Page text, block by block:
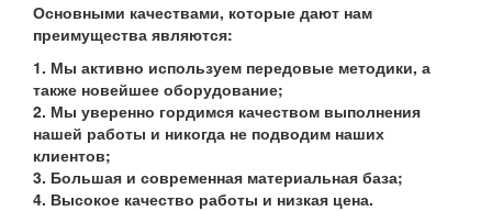
Основными качествами, которые дают нам
преимущества являются:
1. Мы активно используем передовые методики, а
также новейшее оборудование;
2. Мы уверенно гордимся качеством выполнения
нашей работы и никогда не подводим наших
клиентов;
3. Большая и современная материальная база;
4. Высокое качество работы и низкая цена.